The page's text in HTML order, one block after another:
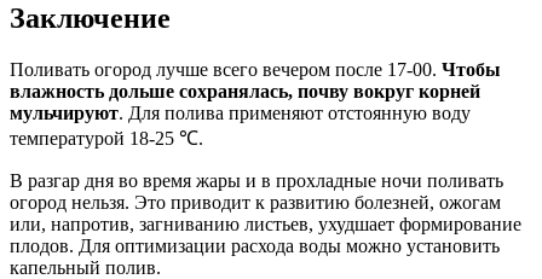
Заключение
Поливать огород лучше всего вечером после 17-00. Чтобы
влажность дольше сохранялась, почву вокруг корней
мульчируют. Для полива применяют отстоянную воду
температурой 18-25 ℃.
В разгар дня во время жары и в прохладные ночи поливать
огород нельзя. Это приводит к развитию болезней, ожогам
или, напротив, загниванию листьев, ухудшает формирование
плодов. Для оптимизации расхода воды можно установить
капельный полив.